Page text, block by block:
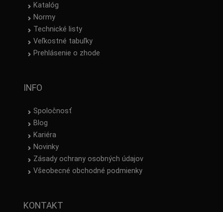
Katalóg
Normy
Technické listy
Veľkostné tabuľky
Prehlásenie o zhode
INFO
Spoločnosť
Blog
Kariéra
Novinky
Zásady ochrany osobných údajov
Všeobecné obchodné podmienky
KONTAKT